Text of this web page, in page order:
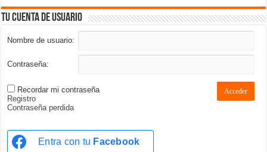
Tu cuenta de usuario
Nombre de usuario:
Contraseña:
Recordar mi contraseña Acceder
Registro
Contraseña perdida
Entra con tu Facebook